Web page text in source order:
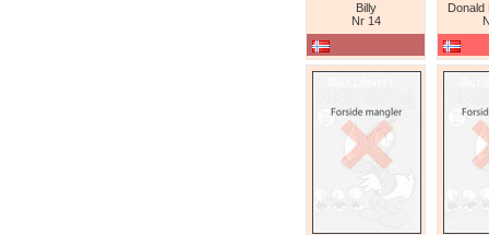
Billy
Nr 14
Donald